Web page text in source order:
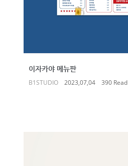
이자카야 메뉴판
B1STUDIO 2023,07,04 390 Read